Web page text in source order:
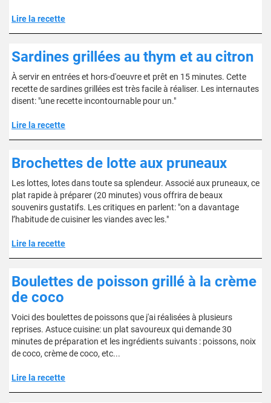
Lire la recette
Sardines grillées au thym et au citron
À servir en entrées et hors-d'oeuvre et prêt en 15 minutes. Cette
recette de sardines grillées est très facile à réaliser. Les internautes
disent: "une recette incontournable pour un."
Lire la recette
Brochettes de lotte aux pruneaux
Les lottes, lotes dans toute sa splendeur. Associé aux pruneaux, ce
plat rapide à préparer (20 minutes) vous offrira de beaux
souvenirs gustatifs. Les critiques en parlent: "on a davantage
l’habitude de cuisiner les viandes avec les."
Lire la recette
Boulettes de poisson grillé à la crème
de coco
Voici des boulettes de poissons que j'ai réalisées à plusieurs
reprises. Astuce cuisine: un plat savoureux qui demande 30
minutes de préparation et les ingrédients suivants : poissons, noix
de coco, crème de coco, etc...
Lire la recette